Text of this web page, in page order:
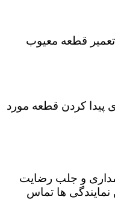
قطعه معیوب
پیدا کردن قطعه مورد
و جلب رضایت
ها تماس